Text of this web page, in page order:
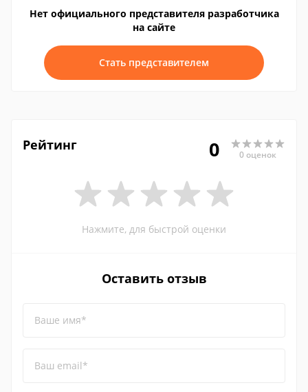
Нет официального представителя разработчика
на сайте
Стать представителем
Рейтинг 0 0 оценок
Нажмите, для быстрой оценки
Оставить отзыв
Ваше имя*
Ваш email*